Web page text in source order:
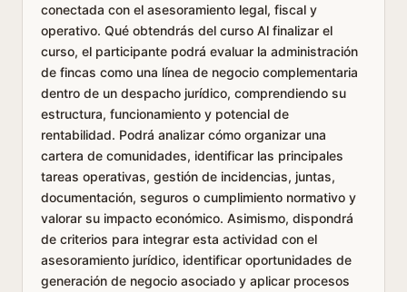
conectada con el asesoramiento legal, fiscal y
operativo. Qué obtendrás del curso Al finalizar el
curso, el participante podrá evaluar la administración
de fincas como una línea de negocio complementaria
dentro de un despacho jurídico, comprendiendo su
estructura, funcionamiento y potencial de
rentabilidad. Podrá analizar cómo organizar una
cartera de comunidades, identificar las principales
tareas operativas, gestión de incidencias, juntas,
documentación, seguros o cumplimiento normativo y
valorar su impacto económico. Asimismo, dispondrá
de criterios para integrar esta actividad con el
asesoramiento jurídico, identificar oportunidades de
generación de negocio asociado y aplicar procesos